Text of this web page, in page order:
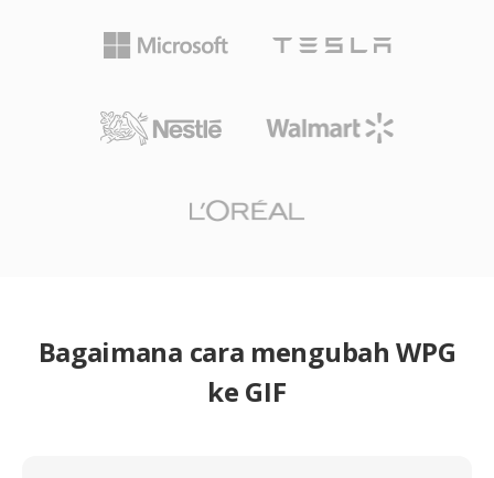
Bagaimana cara mengubah WPG
ke GIF